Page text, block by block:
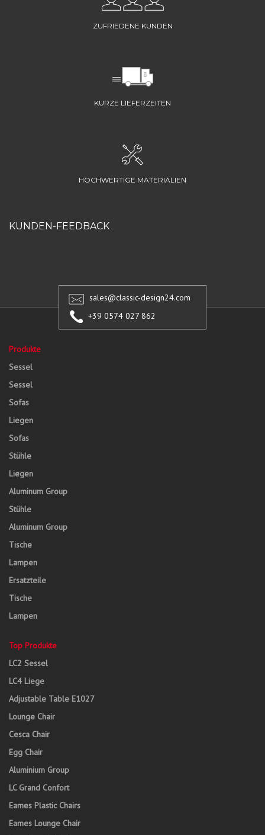
ZUFRIEDENE KUNDEN
KURZE LIEFERZEITEN
HOCHWERTIGE MATERIALIEN
KUNDEN-FEEDBACK
sales@classic-design24.com
+39 0574 027 862
Produkte
Sessel
Sessel
Sofas
Liegen
Sofas
Stühle
Liegen
Aluminum Group
Stühle
Aluminum Group
Tische
Lampen
Ersatzteile
Tische
Lampen
Top Produkte
LC2 Sessel
LC4 Liege
Adjustable Table E1027
Lounge Chair
Cesca Chair
Egg Chair
Aluminium Group
LC Grand Confort
Eames Plastic Chairs
Eames Lounge Chair